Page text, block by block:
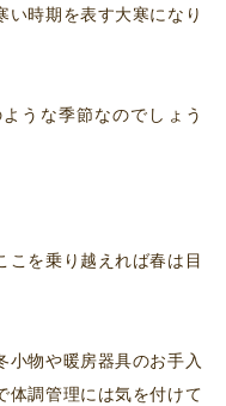
い時期を表す大寒になり
うな季節なのでしょう
こを乗り越えれば春は目
小物や暖房器具のお手入
体調管理には気を付けて